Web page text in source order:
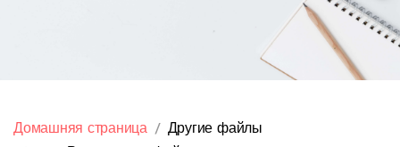
Домашняя страница
Другие файлы